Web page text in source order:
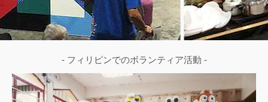
- フィリピンでのボランティア活動 -